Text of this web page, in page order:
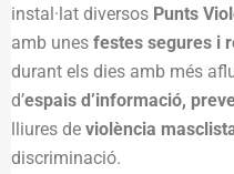
instal·lat diversos Punts
amb unes festes segures i
durant els dies amb més
d’espais d’informació,
lliures de violència
discriminació.